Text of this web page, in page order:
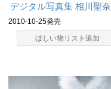
デジタル写真集 相川聖奈
2010-10-25発売
ほしい物リスト追加